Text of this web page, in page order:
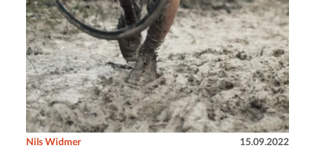
Nils Widmer 15.09.2022